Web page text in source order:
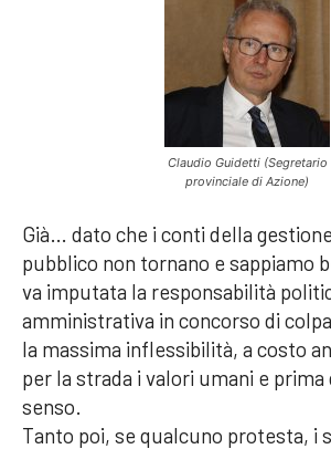
Claudio Guidetti (Segretario
provinciale di Azione)
Già… dato che i conti della
pubblico non tornano e sappiamo
va imputata la responsabilità
amministrativa in concorso di
la massima inflessibilità, a costo
per la strada i valori umani e
senso.
Tanto poi, se qualcuno protesta, i